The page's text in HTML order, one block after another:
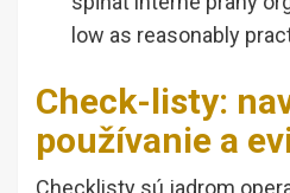
low as reasonably
Check-listy:
používanie a
Checklisty sú jadrom